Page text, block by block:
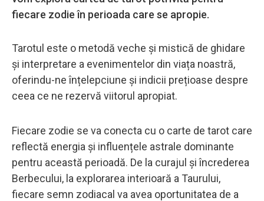
fiecare zodie în perioada care se apropie.
Tarotul este o metodă veche și mistică de ghidare
și interpretare a evenimentelor din viața noastră,
oferindu-ne înțelepciune și indicii prețioase despre
ceea ce ne rezervă viitorul apropiat.
Fiecare zodie se va conecta cu o carte de tarot care
reflectă energia și influențele astrale dominante
pentru această perioadă. De la curajul și încrederea
Berbecului, la explorarea interioară a Taurului,
fiecare semn zodiacal va avea oportunitatea de a